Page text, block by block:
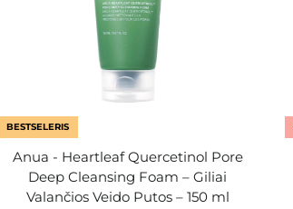
BESTSELERIS
Anua - Heartleaf Quercetinol Pore
Deep Cleansing Foam – Giliai
Valančios Veido Putos – 150 ml